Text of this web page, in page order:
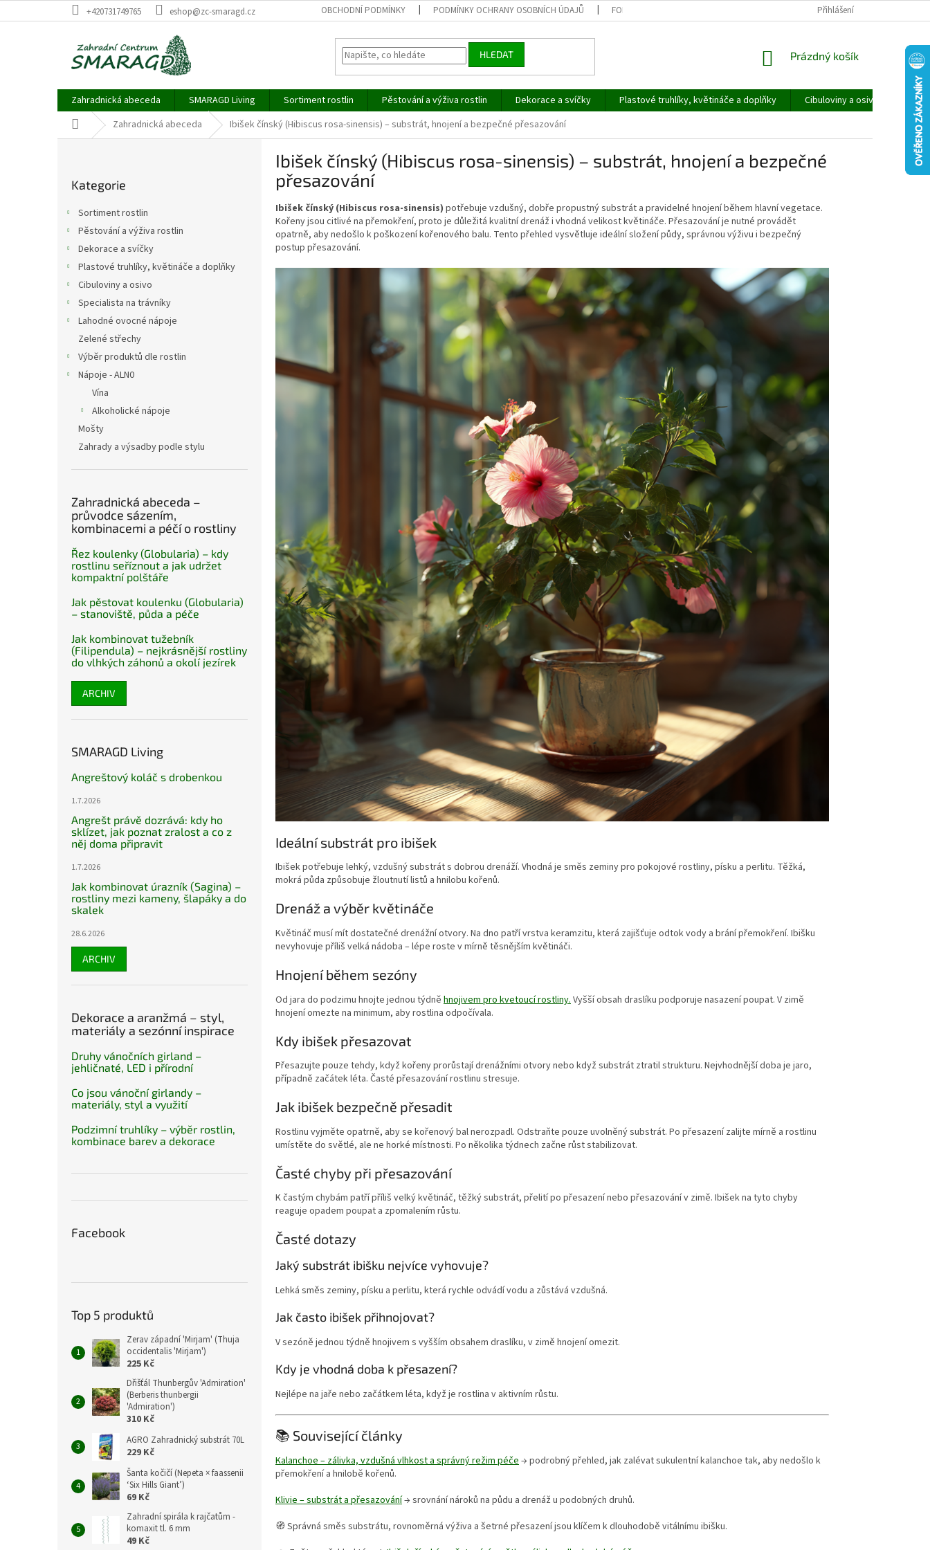
na
+420731749765 eshop@zc-smaragd.cz OBCHODNÍ PODMÍNKY PODMÍNKY OCHRANY OSOBNÍCH ÚDAJŮ FORMULÁŘ PRO UPLATNĚNÍ REKLAMACE REKLAMAČNÍ ŘÁD
Přihlášení
HLEDAT
NÁKUPNÍ
Prázdný košík
Zahradnická abeceda SMARAGD Living Sortiment rostlin Pěstování a výživa rostlin Dekorace a svíčky Plastové truhlíky, květináče a doplňky Cibuloviny a osivo
Domů Zahradnická abeceda Ibišek čínský (Hibiscus rosa-sinensis) – substrát, hnojení a bezpečné přesazování
kategorie
Kategorie
Sortiment rostlin
Pěstování a výživa rostlin
Dekorace a svíčky
Plastové truhlíky, květináče a doplňky
Cibuloviny a osivo
Specialista na trávníky
Lahodné ovocné nápoje
Zelené střechy
Výběr produktů dle rostlin
Nápoje - ALN0
Vína
Alkoholické nápoje
Mošty
Zahrady a výsadby podle stylu
Zahradnická abeceda –
průvodce sázením,
kombinacemi a péčí o rostliny
Řez koulenky (Globularia) – kdy
rostlinu seříznout a jak udržet
kompaktní polštáře
Jak pěstovat koulenku (Globularia)
– stanoviště, půda a péče
Jak kombinovat tužebník
(Filipendula) – nejkrásnější rostliny
do vlhkých záhonů a okolí jezírek
ARCHIV
SMARAGD Living
Angreštový koláč s drobenkou
1.7.2026
Angrešt právě dozrává: kdy ho
sklízet, jak poznat zralost a co z
něj doma připravit
1.7.2026
Jak kombinovat úrazník (Sagina) –
rostliny mezi kameny, šlapáky a do
skalek
28.6.2026
ARCHIV
Dekorace a aranžmá – styl,
materiály a sezónní inspirace
Druhy vánočních girland –
jehličnaté, LED i přírodní
Co jsou vánoční girlandy –
materiály, styl a využití
Podzimní truhlíky – výběr rostlin,
kombinace barev a dekorace
Facebook
Top 5 produktů
Zerav západní 'Mirjam' (Thuja
occidentalis 'Mirjam')
225 Kč
Dřišťál Thunbergův 'Admiration'
(Berberis thunbergii
'Admiration')
310 Kč
AGRO Zahradnický substrát 70L
229 Kč
Šanta kočičí (Nepeta × faassenii
‘Six Hills Giant’)
69 Kč
Zahradní spirála k rajčatům -
komaxit tl. 6 mm
49 Kč
Ibišek čínský (Hibiscus rosa-sinensis) – substrát, hnojení a bezpečné
přesazování
Ibišek čínský (Hibiscus rosa-sinensis) potřebuje vzdušný, dobře propustný substrát a pravidelné hnojení během hlavní vegetace.
Kořeny jsou citlivé na přemokření, proto je důležitá kvalitní drenáž i vhodná velikost květináče. Přesazování je nutné provádět
opatrně, aby nedošlo k poškození kořenového balu. Tento přehled vysvětluje ideální složení půdy, správnou výživu i bezpečný
postup přesazování.
Ideální substrát pro ibišek
Ibišek potřebuje lehký, vzdušný substrát s dobrou drenáží. Vhodná je směs zeminy pro pokojové rostliny, písku a perlitu. Těžká,
mokrá půda způsobuje žloutnutí listů a hnilobu kořenů.
Drenáž a výběr květináče
Květináč musí mít dostatečné drenážní otvory. Na dno patří vrstva keramzitu, která zajišťuje odtok vody a brání přemokření. Ibišku
nevyhovuje příliš velká nádoba – lépe roste v mírně těsnějším květináči.
Hnojení během sezóny
Od jara do podzimu hnojte jednou týdně hnojivem pro kvetoucí rostliny. Vyšší obsah draslíku podporuje nasazení poupat. V zimě
hnojení omezte na minimum, aby rostlina odpočívala.
Kdy ibišek přesazovat
Přesazujte pouze tehdy, když kořeny prorůstají drenážními otvory nebo když substrát ztratil strukturu. Nejvhodnější doba je jaro,
případně začátek léta. Časté přesazování rostlinu stresuje.
Jak ibišek bezpečně přesadit
Rostlinu vyjměte opatrně, aby se kořenový bal nerozpadl. Odstraňte pouze uvolněný substrát. Po přesazení zalijte mírně a rostlinu
umístěte do světlé, ale ne horké místnosti. Po několika týdnech začne růst stabilizovat.
Časté chyby při přesazování
K častým chybám patří příliš velký květináč, těžký substrát, přelití po přesazení nebo přesazování v zimě. Ibišek na tyto chyby
reaguje opadem poupat a zpomalením růstu.
Časté dotazy
Jaký substrát ibišku nejvíce vyhovuje?
Lehká směs zeminy, písku a perlitu, která rychle odvádí vodu a zůstává vzdušná.
Jak často ibišek přihnojovat?
V sezóně jednou týdně hnojivem s vyšším obsahem draslíku, v zimě hnojení omezit.
Kdy je vhodná doba k přesazení?
Nejlépe na jaře nebo začátkem léta, když je rostlina v aktivním růstu.
📚 Související články
Kalanchoe – zálivka, vzdušná vlhkost a správný režim péče → podrobný přehled, jak zalévat sukulentní kalanchoe tak, aby nedošlo k
přemokření a hnilobě kořenů.
Klivie – substrát a přesazování→ srovnání nároků na půdu a drenáž u podobných druhů.
🧭 Správná směs substrátu, rovnoměrná výživa a šetrné přesazení jsou klíčem k dlouhodobě vitálnímu ibišku.